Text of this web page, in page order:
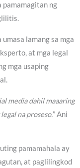
pamamagitan ng
lamang sa mga
at mga legal
mga usaping
media dahil maaaring
na proseso.” Ani
pamamahala ay
at paglilingkod